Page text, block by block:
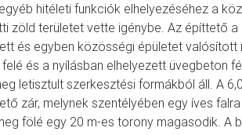
hitéleti funkciók elhelyezéséhez a
zöld területet vette igénybe. Az építtető
és egyben közösségi épületet
és a nyílásban elhelyezett üvegbeton
letisztult szerkesztési formákból áll. A
zár, melynek szentélyében egy íves
fölé egy 20 m-es torony magasodik. A